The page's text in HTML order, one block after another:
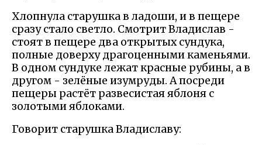
Хлопнула старушка в ладоши, и в пещере
сразу стало светло. Смотрит Владислав -
стоят в пещере два открытых сундука,
полные доверху драгоценными каменьями.
В одном сундуке лежат красные рубины, а в
другом - зелёные изумруды. А посреди
пещеры растёт развесистая яблоня с
золотыми яблоками.
Говорит старушка Владиславу: